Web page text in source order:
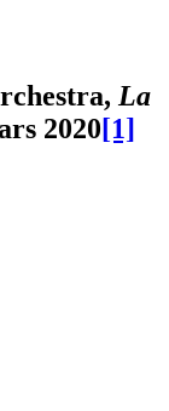
, La
2020[1]